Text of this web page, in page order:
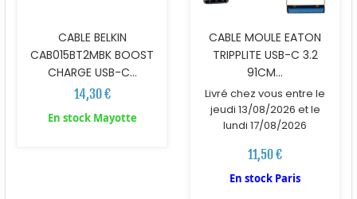
CABLE BELKIN
CAB015BT2MBK BOOST
CHARGE USB-C...
14,30 €
En stock Mayotte
CABLE MOULE EATON
TRIPPLITE USB-C 3.2
91CM...
Livré chez vous entre le
jeudi 13/08/2026 et le
lundi 17/08/2026
11,50 €
En stock Paris